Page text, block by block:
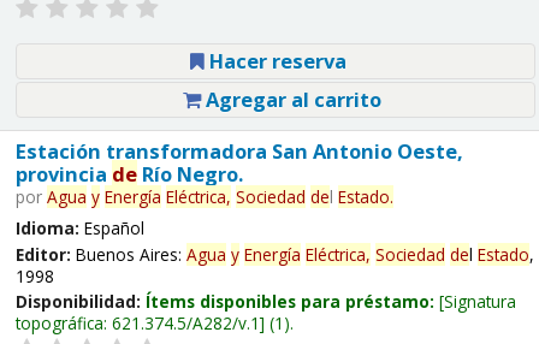
Hacer reserva
Agregar al carrito
Estación transformadora San Antonio Oeste,
provincia deRío Negro.
por Agua y Energía Eléctrica, Sociedad del Estado.
Idioma: Español
Editor: Buenos Aires: Agua y Energía Eléctrica, Sociedad del Estado,
1998
Disponibilidad: Ítems disponibles para préstamo: Signatura
topográfica: 621.374.5/A282/v.1 (1).